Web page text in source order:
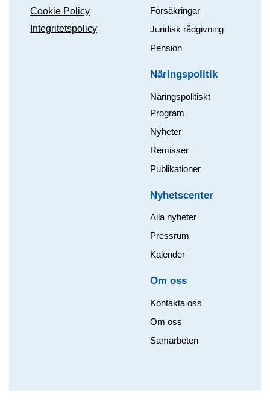
Cookie Policy
Integritetspolicy
Försäkringar
Juridisk rådgivning
Pension
Näringspolitik
Näringspolitiskt
Program
Nyheter
Remisser
Publikationer
Nyhetscenter
Alla nyheter
Pressrum
Kalender
Om oss​
Kontakta oss
Om oss
Samarbeten